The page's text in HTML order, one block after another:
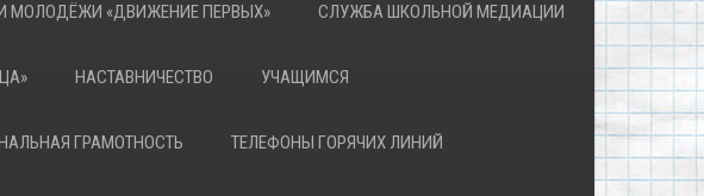
МОЛОДЁЖИ «ДВИЖЕНИЕ ПЕРВЫХ» СЛУЖБА ШКОЛЬНОЙ МЕДИАЦИИ
НАСТАВНИЧЕСТВО УЧАЩИМСЯ
ГРАМОТНОСТЬ ТЕЛЕФОНЫ ГОРЯЧИХ ЛИНИЙ